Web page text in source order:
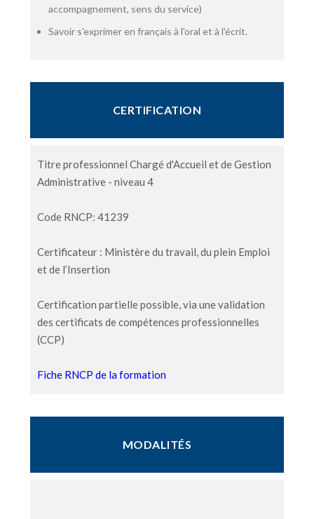
accompagnement, sens du service)
Savoir s'exprimer en français à l'oral et à l'écrit.
CERTIFICATION
Titre professionnel Chargé d'Accueil et de Gestion
Administrative - niveau 4
Code RNCP: 41239
Certificateur : Ministère du travail, du plein Emploi
et de l’Insertion
Certification partielle possible, via une validation
des certificats de compétences professionnelles
(CCP)
Fiche RNCP de la formation
MODALITÉS